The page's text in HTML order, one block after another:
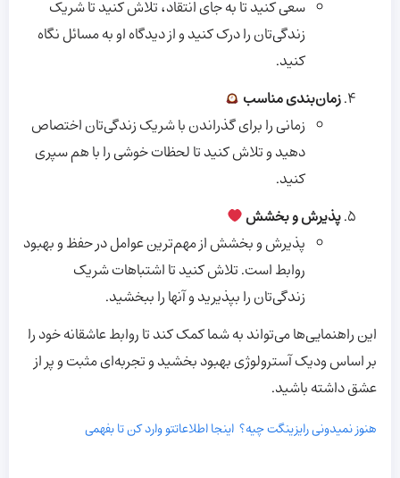
سعی کنید تا به جای انتقاد، تلاش کنید تا شریک
زندگی‌تان را درک کنید و از دیدگاه او به مسائل نگاه
کنید.
زمان‌بندی مناسب
زمانی را برای گذراندن با شریک زندگی‌تان اختصاص
دهید و تلاش کنید تا لحظات خوشی را با هم سپری
کنید.
پذیرش و بخشش
پذیرش و بخشش از مهم‌ترین عوامل در حفظ و بهبود
روابط است. تلاش کنید تا اشتباهات شریک
زندگی‌تان را بپذیرید و آنها را ببخشید.
این راهنمایی‌ها می‌تواند به شما کمک کند تا روابط عاشقانه خود را
بر اساس ودیک آسترولوژی بهبود بخشید و تجربه‌ای مثبت و پر از
عشق داشته باشید.
هنوز نمیدونی رایزینگت چیه؟ اینجا اطلاعاتتو وارد کن تا بفهمی